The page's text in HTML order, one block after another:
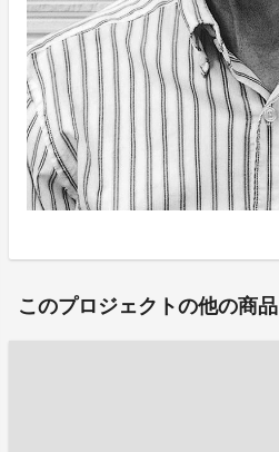
このプロジェクトの他の商品